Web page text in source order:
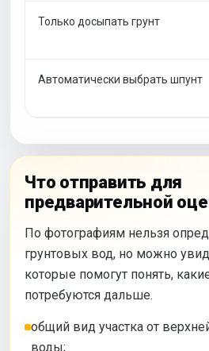
Только досыпать грунт
Автоматически выбрать шпунт
Что отправить для
предварительной
По фотографиям нельзя
грунтовых вод, но можно
которые помогут понять,
потребуются дальше.
общий вид участка от
воды;